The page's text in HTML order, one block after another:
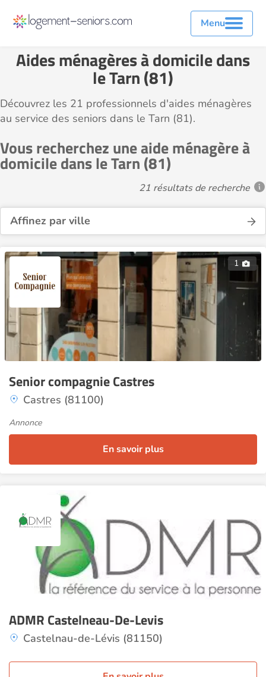
Menu
Aides ménagères à domicile dans
le Tarn (81)
Découvrez les 21 professionnels d'aides ménagères
au service des seniors dans le Tarn (81).
Vous recherchez une aide ménagère à
domicile dans le Tarn (81)
21 résultats de recherche
Affinez par ville
1
Senior compagnie Castres
Castres (81100)
Annonce
En savoir plus
ADMR Castelneau-De-Levis
Castelnau-de-Lévis (81150)